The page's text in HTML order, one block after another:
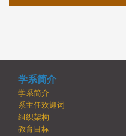
学系简介
学系简介
系主任欢迎词
组织架构
教育目标